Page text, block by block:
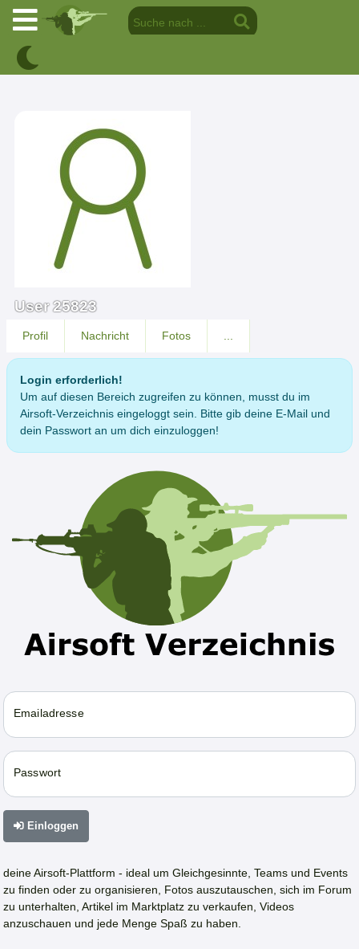
User 25823
Profil Nachricht Fotos
Login erforderlich!
Um auf diesen Bereich zugreifen zu können, musst du im
Airsoft-Verzeichnis eingeloggt sein. Bitte gib deine E-Mail und
dein Passwort an um dich einzuloggen!
Emailadresse
Passwort
Einloggen
deine Airsoft-Plattform - ideal um Gleichgesinnte, Teams und Events
zu finden oder zu organisieren, Fotos auszutauschen, sich im Forum
zu unterhalten, Artikel im Marktplatz zu verkaufen, Videos
anzuschauen und jede Menge Spaß zu haben.